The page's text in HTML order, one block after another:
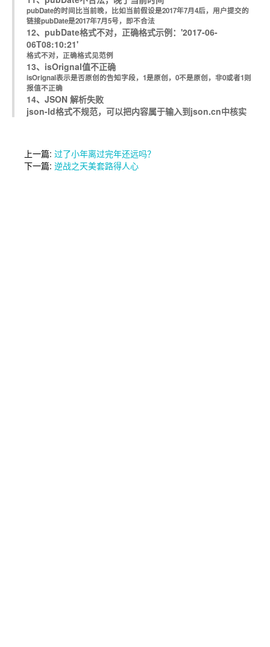
pubDate的时间比当前晚，比如当前假设是2017年7月4后，用户提交的
链接pubDate是2017年7月5号，即不合法
12、pubDate格式不对，正确格式示例：'2017-06-
06T08:10:21'
格式不对，正确格式见范例
13、isOrignal值不正确
isOrignal表示是否原创的告知字段，1是原创，0不是原创，非0或者1则
报值不正确
14、JSON 解析失败
json-ld格式不规范，可以把内容属于输入到json.cn中核实
上一篇: 过了小年离过完年还远吗？
下一篇: 逆战之天美套路得人心